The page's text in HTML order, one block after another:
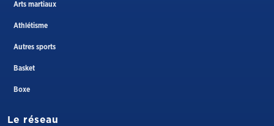
Arts martiaux
Athlétisme
Autres sports
Basket
Boxe
Le réseau